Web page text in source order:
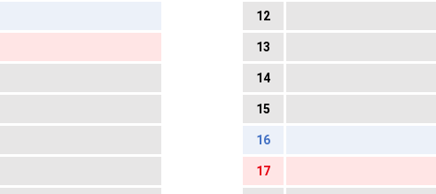
12
13
14
15
16
17